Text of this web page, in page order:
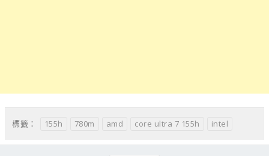
標籤： 155h 780m amd core ultra 7 155h intel